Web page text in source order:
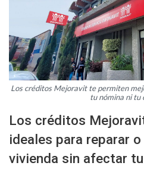
Los créditos Mejoravit te permiten
tu nómina ni tu
Los créditos
ideales para reparar
vivienda sin afectar